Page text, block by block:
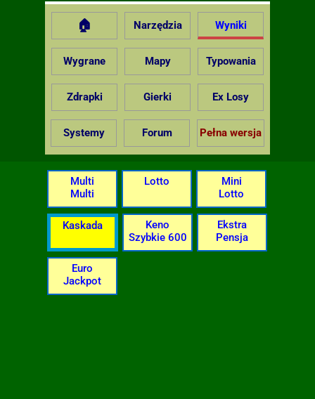
🏠 Narzędzia Wyniki
Wygrane Mapy Typowania
Zdrapki Gierki Ex Losy
Systemy Forum Pełna wersja
Multi
Multi
Lotto
Mini
Lotto
Kaskada
Keno
Szybkie 600
Ekstra
Pensja
Euro
Jackpot